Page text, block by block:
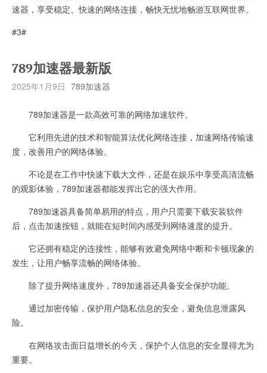
速器，享受稳定、快速的网络连接，畅快无忧地畅游互联网世界。
#3#
789加速器最新版
2025年1月9日 789加速器
789加速器是一款高效可靠的网络加速软件。
它利用先进的技术和智能算法优化网络连接，加速网络传输速
度，改善用户的网络体验。
不论是在工作中快速下载大文件，还是在娱乐中享受高清流畅
的观影体验，789加速器都能发挥出它的强大作用。
789加速器具备简单易用的特点，用户只需要下载安装软件
后，点击加速按钮，就能在短时间内感受到网络速度的提升。
它还拥有稳定的连接性，能够有效避免网络中断和卡顿现象的
发生，让用户畅享流畅的网络体验。
除了提升网络速度外，789加速器还具备安全保护功能。
通过加密传输，保护用户隐私信息的安全，避免信息泄露风
险。
在网络攻击面日益增长的今天，保护个人信息的安全显得尤为
重要。